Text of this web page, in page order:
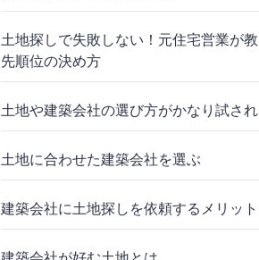
土地探しで失敗しない！元住宅営業が
先順位の決め方
土地や建築会社の選び方がかなり試さ
土地に合わせた建築会社を選ぶ
建築会社に土地探しを依頼するメリット